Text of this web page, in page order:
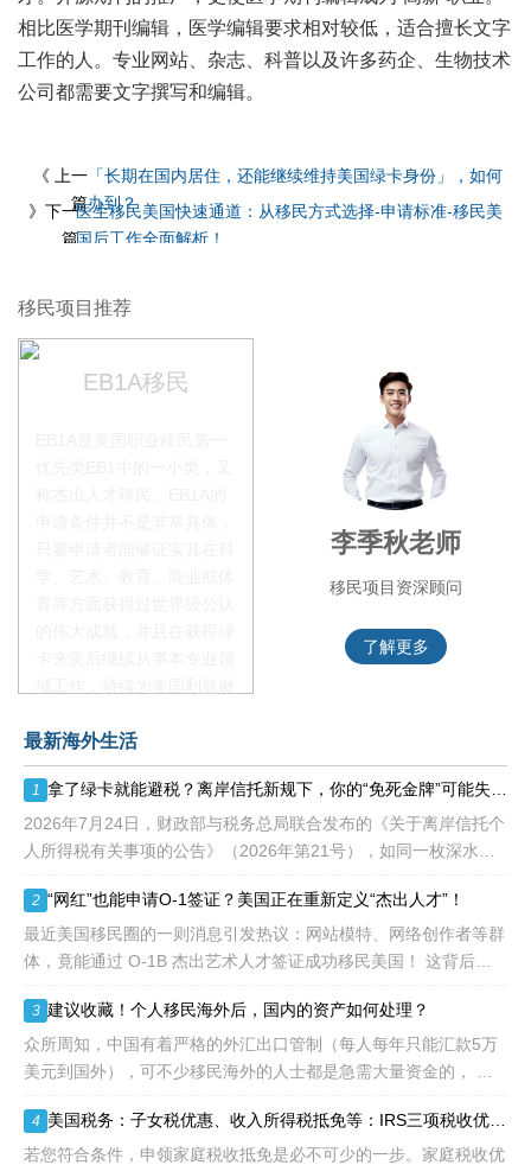
相比医学期刊编辑，医学编辑要求相对较低，适合擅长文字
工作的人。专业网站、杂志、科普以及许多药企、生物技术
公司都需要文字撰写和编辑。
《 上一
篇
「长期在国内居住，还能继续维持美国绿卡身份」，如何
办到？
》下一
篇
医生移民美国快速通道：从移民方式选择-申请标准-移民美
国后工作全面解析！
移民项目推荐
EB1A移民
额占全球移民签证配额的
28.6%，即大约4万个移民
签证，都会用于满足"优
先"移民类别的申请。EB1A
不需要雇主支持、不用办理
等的限制，所以也愈来愈受
到中国杰出人才的青睐。
李季秋老师
移民项目资深顾问
最新海外生活
1
2026年7月24日，财政部与税务总局联合发布的《关于离岸信托个
人所得税有关事项的公告》（2026年第21号），如同一枚深水炸
家税务总局配套发
2 “网红”也能申请O-1签证？美国正在重新定义“杰出人才”！
最近美国移民圈的一则消息引发热议：网站模特、网络创作者等群
体，竟能通过 O-1B 杰出艺术人才签证成功移民美国！ 这背后不
构
3 建议收藏！个人移民海外后，国内的资产如何处理？
众所周知，中国有着严格的外汇出口管制（每人每年只能汇款5万
美元到国外），可不少移民海外的人士都是急需大量资金的， 包
随着近年来国
4
若您符合条件，申领家庭税收抵免是必不可少的一步。家庭税收优